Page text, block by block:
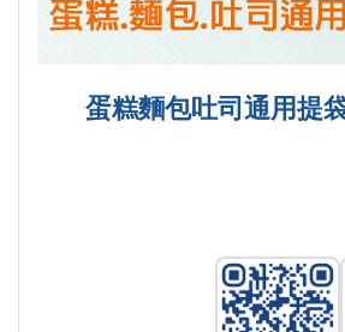
蛋糕麵包吐司通用提